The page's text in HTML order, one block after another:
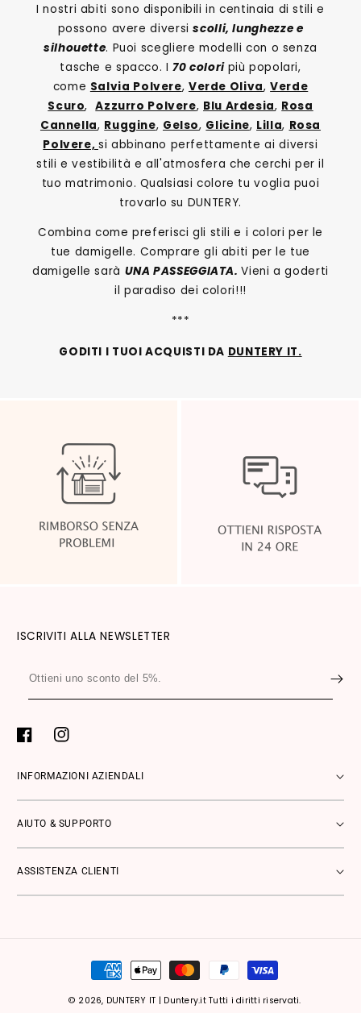
I nostri abiti sono disponibili in centinaia di stili e
possono avere diversiscolli, lunghezze e
silhouette. Puoi scegliere modelli con o senza
tasche e spacco. I70 colori più popolari,
come Salvia Polvere, Verde Oliva,Verde
Scuro,Azzurro Polvere, Blu Ardesia, Rosa
Cannella, Ruggine, Gelso, Glicine, Lilla, Rosa
Polvere, si abbinano perfettamente ai diversi
stili e vestibilità e all'atmosfera che cerchi per il
tuo matrimonio. Qualsiasi colore tu voglia puoi
trovarlo su DUNTERY.
Combina come preferisci gli stili e i colori per le
tue damigelle. Comprare gli abiti per le tue
damigelle sarà UNA PASSEGGIATA.Vieni a goderti
il paradiso dei colori!!!
***
GODITI I TUOI ACQUISTI DA DUNTERY IT.
ISCRIVITI ALLA NEWSLETTER
Ottieni
uno
del
FacebookInstagram
INFORMAZIONI AZIENDALI
AIUTO & SUPPORTO
ASSISTENZA CLIENTI
Metodi
di
pagamento
© 2026, DUNTERY IT | Duntery.it Tutti i diritti riservati.